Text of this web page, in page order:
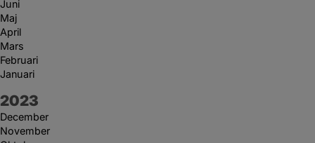
Juni
Maj
April
Mars
Februari
Januari
År:
2023
December
November